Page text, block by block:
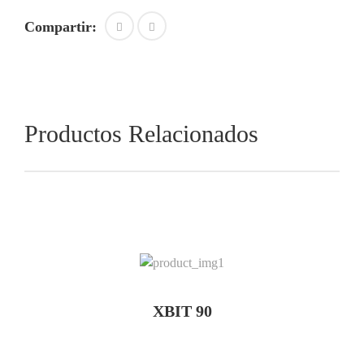
Compartir:
Productos Relacionados
XBIT 90